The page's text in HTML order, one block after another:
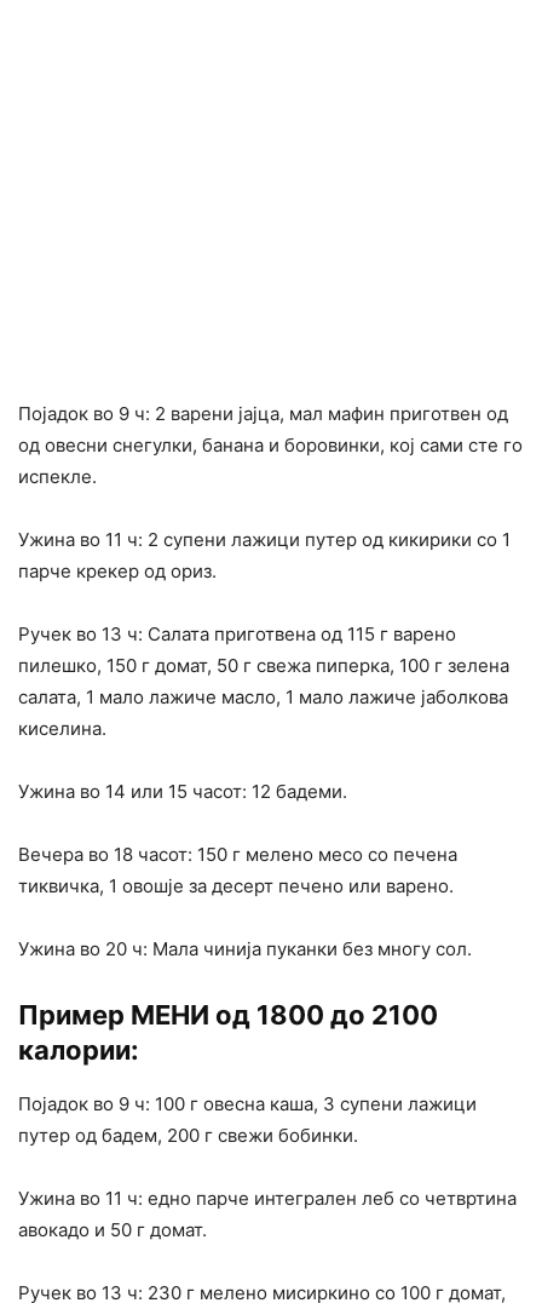
Појадок во 9 ч: 2 варени јајца, мал мафин приготвен од
од овесни снегулки, банана и боровинки, кој сами сте го
испекле.
Ужина во 11 ч: 2 супени лажици путер од кикирики со 1
парче крекер од ориз.
Ручек во 13 ч: Салата приготвена од 115 г варено
пилешко, 150 г домат, 50 г свежа пиперка, 100 г зелена
салата, 1 мало лажиче масло, 1 мало лажиче јаболкова
киселина.
Ужина во 14 или 15 часот: 12 бадеми.
Вечера во 18 часот: 150 г мелено месо со печена
тиквичка, 1 овошје за десерт печено или варено.
Ужина во 20 ч: Мала чинија пуканки без многу сол.
Пример МЕНИ од 1800 до 2100
калории:
Појадок во 9 ч: 100 г овесна каша, 3 супени лажици
путер од бадем, 200 г свежи бобинки.
Ужина во 11 ч: едно парче интегрален леб со четвртина
авокадо и 50 г домат.
Ручек во 13 ч: 230 г мелено мисиркино со 100 г домат,